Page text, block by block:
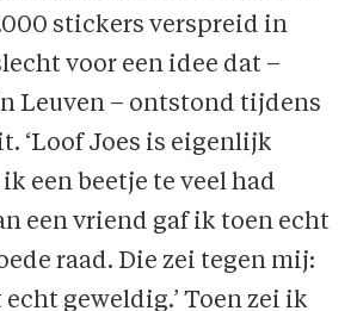
stickers verspreid in
voor een idee dat –
Leuven – ontstond tijdens
‘Loof Joes is eigenlijk
een beetje te veel had
een vriend gaf ik toen echt
raad. Die zei tegen mij:
echt geweldig.’ Toen zei ik